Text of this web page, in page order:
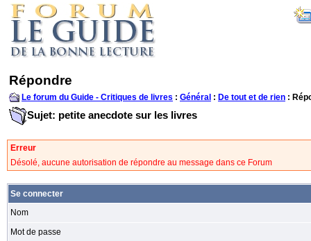
Répondre
Le forum du Guide - Critiques de livres : Général : De tout et de rien :
Sujet: petite anecdote sur les livres
Erreur
Désolé, aucune autorisation de répondre au message dans ce Forum
Se connecter
Nom
Mot de passe